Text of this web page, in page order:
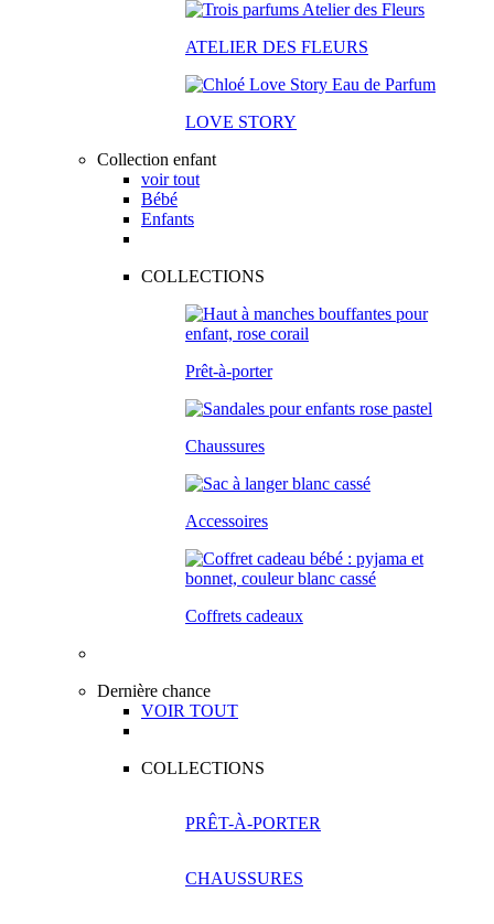
ATELIER DES FLEURS
LOVE STORY
Collection enfant
voir tout
Bébé
Enfants
COLLECTIONS
Prêt-à-porter
Chaussures
Accessoires
Coffrets cadeaux
Dernière chance
VOIR TOUT
COLLECTIONS
PRÊT-À-PORTER
CHAUSSURES